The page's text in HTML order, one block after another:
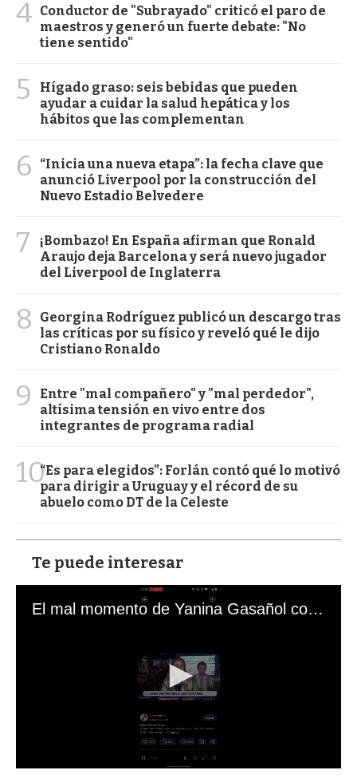
4 Conductor de "Subrayado" criticó el paro de
maestros y generó un fuerte debate: "No
tiene sentido"
5
Hígado graso: seis bebidas que pueden
ayudar a cuidar la salud hepática y los
hábitos que las complementan
6
“Inicia una nueva etapa”: la fecha clave que
anunció Liverpool por la construcción del
Nuevo Estadio Belvedere
7
¡Bombazo! En España afirman que Ronald
Araujo deja Barcelona y será nuevo jugador
del Liverpool de Inglaterra
8
Georgina Rodríguez publicó un descargo tras
las críticas por su físico y reveló qué le dijo
Cristiano Ronaldo
9
Entre "mal compañero" y "mal perdedor",
altísima tensión en vivo entre dos
integrantes de programa radial
10“Es para elegidos”: Forlán contó qué lo motivó
para dirigir a Uruguay y el récord de su
abuelo como DT de la Celeste
Te puede interesar
El mal momento de Yanina Gasañol con un hincha argentino en "Subrayado"